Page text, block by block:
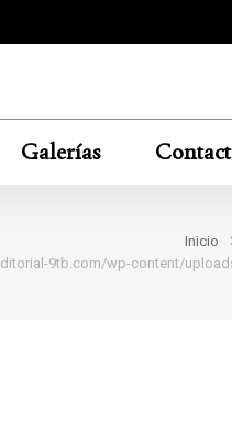
Galerías
Inicio
9tb.com/wp-content/